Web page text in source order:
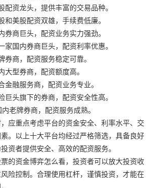
配资龙头，提供丰富的交易品种。
和美股配资双雄，手续费低廉。
券商巨头，配资业务实力强劲。
家国内券商巨头，配资利率优惠。
券商，配资服务稳定可靠。
大型券商，配资额度高。
金融服务商，配资业务专业。
巨头旗下的券商，配资安全性高。
老牌券商，配资服务成熟。
应重点考虑平台的资金安全、利率水平、交
。以上十大平台均经过严格筛选，具备良好
资者提供安全、高效的配资服务。
的资金博弈怎么看，投资者可以放大投资收
险控制。合理使用杠杆，谨慎投资，才能在